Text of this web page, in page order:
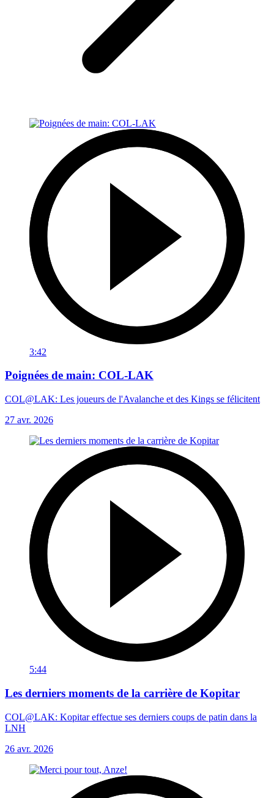
3:42
Poignées de main: COL-LAK
COL@LAK: Les joueurs de l'Avalanche et des Kings se félicitent
27 avr. 2026
5:44
Les derniers moments de la carrière de Kopitar
COL@LAK: Kopitar effectue ses derniers coups de patin dans la
LNH
26 avr. 2026